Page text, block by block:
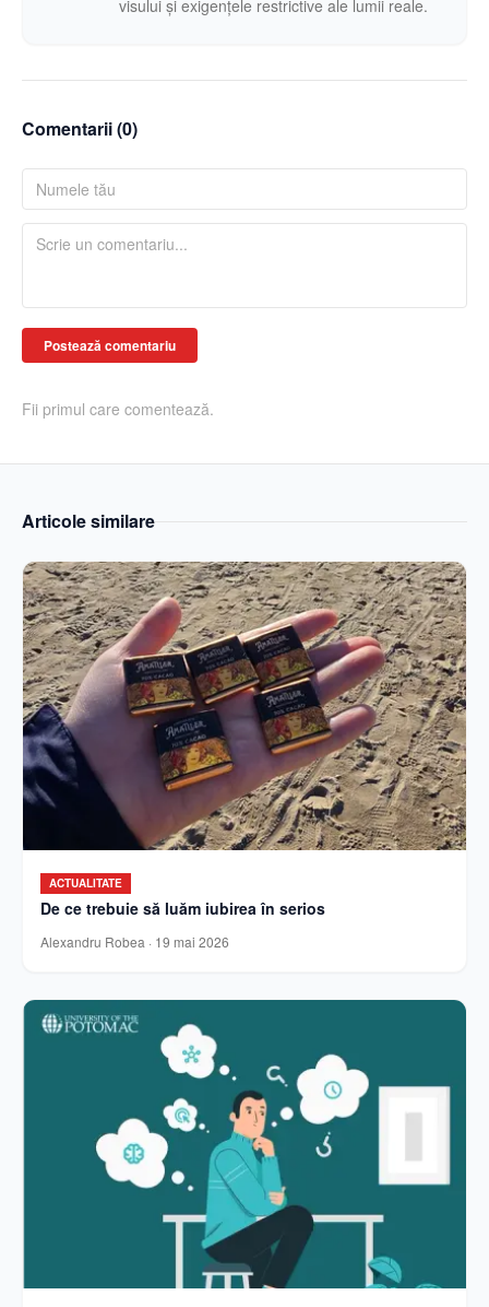
visului și exigențele restrictive ale lumii reale.
Comentarii (0)
Postează comentariu
Fii primul care comentează.
Articole similare
ACTUALITATE
De ce trebuie să luăm iubirea în serios
Alexandru Robea · 19 mai 2026